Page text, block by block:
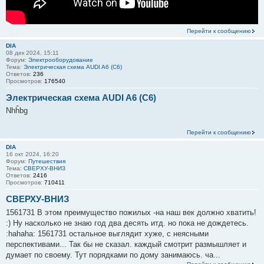
ы
Перейти к сообщению
DIA
08 дек 2024, 15:11
Форум: Электрооборудование
Тема: Электрическая схема AUDI A6 (C6)
Ответов: 236
Просмотров: 176540
Электрическая схема AUDI A6 (C6)
Nhĥbg
Перейти к сообщению
DIA
16 окт 2024, 16:20
Форум: Путешествия
Тема: СВЕРХУ-ВНИЗ
Ответов: 2416
Просмотров: 710411
СВЕРХУ-ВНИЗ
1561731 В этом преимущество пожилых -на наш век должно хватить!
:) Ну насколько не знаю год два десять итд. но пока не дождетесь.
:hahaha: 1561731 остальное выглядит хуже, с неясными
перспективами... Так бы не сказал. каждый смотрит размышляет и
думает по своему. Тут порядками по дому занимаюсь. ча...